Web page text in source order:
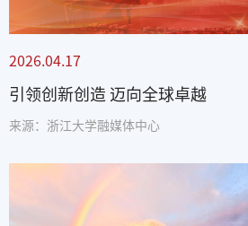
2026.04.17
引领创新创造 迈向全球卓越
来源：浙江大学融媒体中心